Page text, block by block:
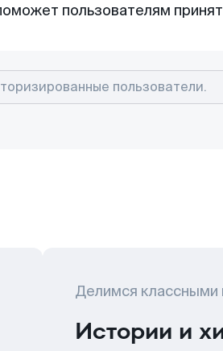
пользователям
Делимся классными
Истории и